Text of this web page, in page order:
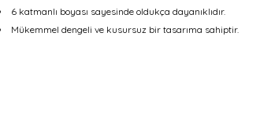
6 katmanlı boyası sayesinde oldukça dayanıklıdır.
Mükemmel dengeli ve kusursuz bir tasarıma sahiptir.